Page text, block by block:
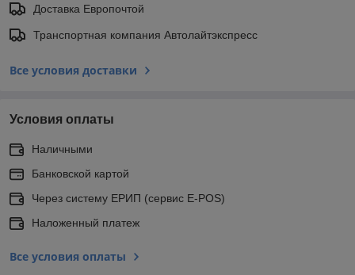
Доставка Европочтой
Транспортная компания Автолайтэкспресс
Все условия доставки
Условия оплаты
Наличными
Банковской картой
Через систему ЕРИП (сервис E-POS)
Наложенный платеж
Все условия оплаты